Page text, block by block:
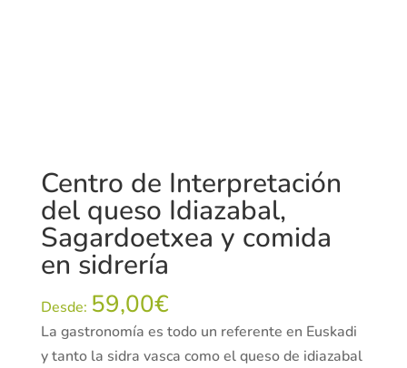
Centro de Interpretación
del queso Idiazabal,
Sagardoetxea y comida
en sidrería
Desde: 59,00€
La gastronomía es todo un referente en Euskadi
y tanto la sidra vasca como el queso de idiazabal